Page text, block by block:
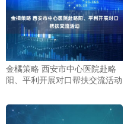
金橘策略 西安市中心医院赴略
阳、平利开展对口帮扶交流活动